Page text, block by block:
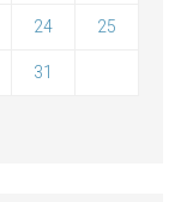
24 25
31